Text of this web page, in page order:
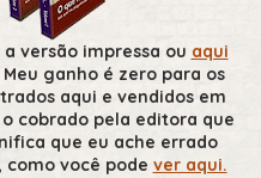
versão impressa ou aqui
Meu ganho é zero para os
aqui e vendidos em
cobrado pela editora que
que eu ache errado
você pode ver aqui.